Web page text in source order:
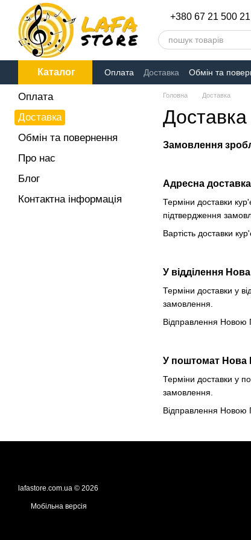
Перейти до основного контенту
+380 67 21 500 21
Каталог Оплата Доставка Обмін та
Головна Доставка
Доставка
Замовлення
Адресна
Терміни доставки
підтвердження
Вартість доставки
У відділення
Терміни доставки у
замовлення.
Відправлення Новою
У поштомат Нова
Терміни доставки у
замовлення.
Відправлення Новою
Оплата
Доставка
Обмін та повернення
Про нас
Блог
Контактна інформація
lafastore.com.ua © 2026
Мобільна версія